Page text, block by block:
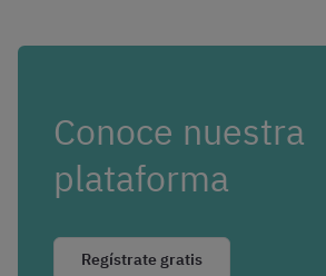
Conoce nuestra
plataforma
Regístrate gratis